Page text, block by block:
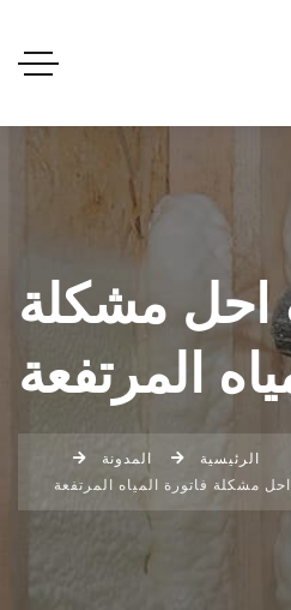
احل مشكلة
المرتفعة
الرئيسية
المدونة
مشكلة فاتورة المياه المرتفعة